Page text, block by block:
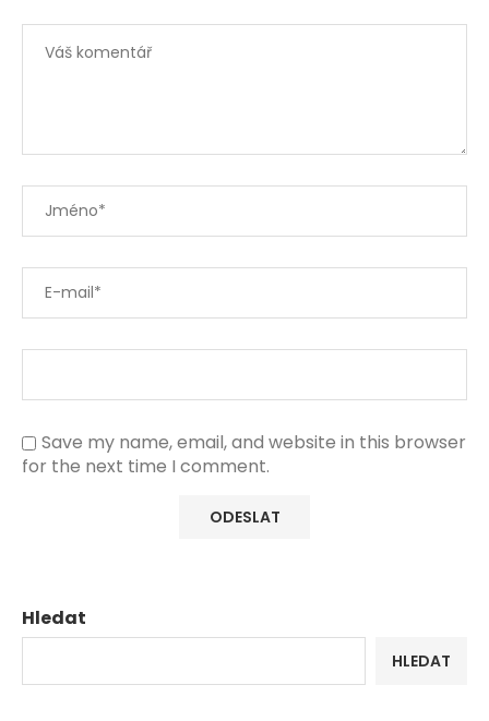
Save my name, email, and website in this browser
for the next time I comment.
Hledat
HLEDAT